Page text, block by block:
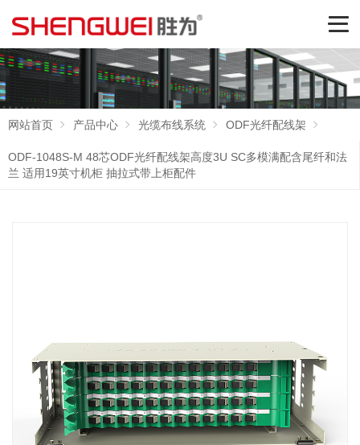
网站首页 产品中心 光缆布线系统 ODF光纤配线架
ODF-1048S-M 48芯ODF光纤配线架高度3U SC多模满配含尾纤和法
兰 适用19英寸机柜 抽拉式带上柜配件